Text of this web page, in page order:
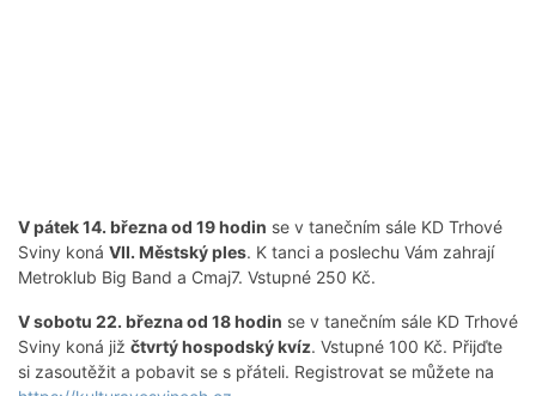
V pátek 14. března od 19 hodin se v tanečním sále KD Trhové
Sviny koná VII. Městský ples. K tanci a poslechu Vám zahrají
Metroklub Big Band a Cmaj7. Vstupné 250 Kč.
V sobotu 22. března od 18 hodin se v tanečním sále KD Trhové
Sviny koná již čtvrtý hospodský kvíz. Vstupné 100 Kč. Přijďte
si zasoutěžit a pobavit se s přáteli. Registrovat se můžete na